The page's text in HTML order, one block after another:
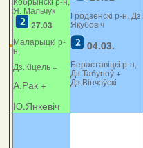
Я. Мальчук
27.03
Маларыцкі р-
н,
Дз.Кіцель +
А.Рак +
Ю.Янкевіч
Гродзенскі р-н, Дз.
Якубовіч
04.03.
Бераставіцкі р-н,
Дз.Табуноў +
Дз.Вінчэўскі